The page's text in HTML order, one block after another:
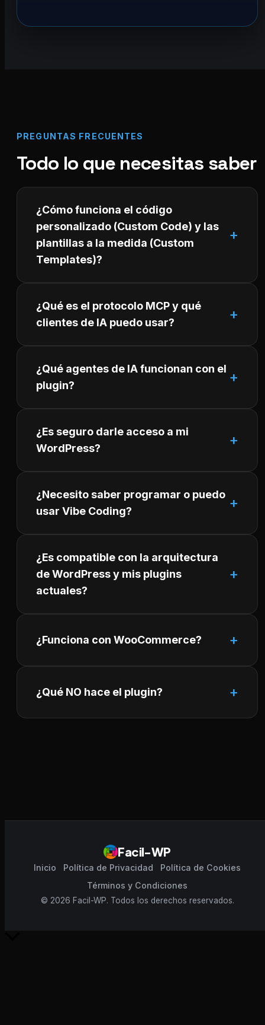
PREGUNTAS FRECUENTES
Todo lo que necesitas saber
¿Cómo funciona el código
personalizado (Custom Code) y las
plantillas a la medida (Custom
Templates)?
¿Qué es el protocolo MCP y qué
clientes de IA puedo usar?
¿Qué agentes de IA funcionan con el
plugin?
¿Es seguro darle acceso a mi
WordPress?
¿Necesito saber programar o puedo
usar Vibe Coding?
¿Es compatible con la arquitectura
de WordPress y mis plugins
actuales?
¿Funciona con WooCommerce?
¿Qué NO hace el plugin?
Facil-WP
Inicio Política de Privacidad
Política de Cookies
Términos y Condiciones
© 2026 Facil-WP. Todos los derechos reservados.